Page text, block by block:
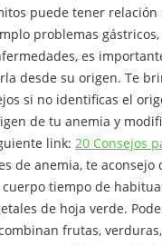
puede tener
problemas
es
desde su origen. Te
si no identificas el
de tu anemia y
link: 20 Consejos
de anemia, te aconsejo
tiempo de
de hoja verde.
frutas,